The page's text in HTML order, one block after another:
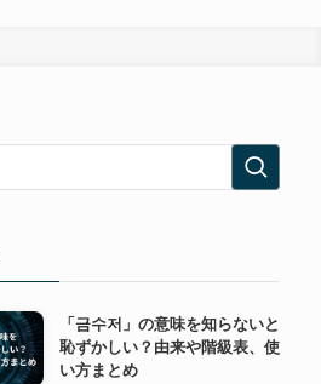
「금수저」の意味を知らないと
恥ずかしい？由来や階級表、使
い方まとめ